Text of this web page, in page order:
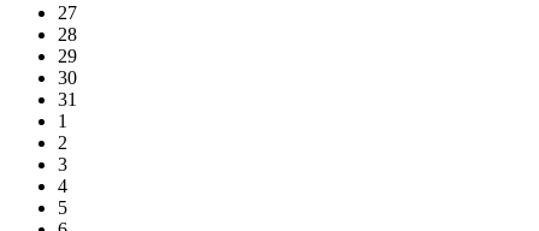
27
28
29
30
31
1
2
3
4
5